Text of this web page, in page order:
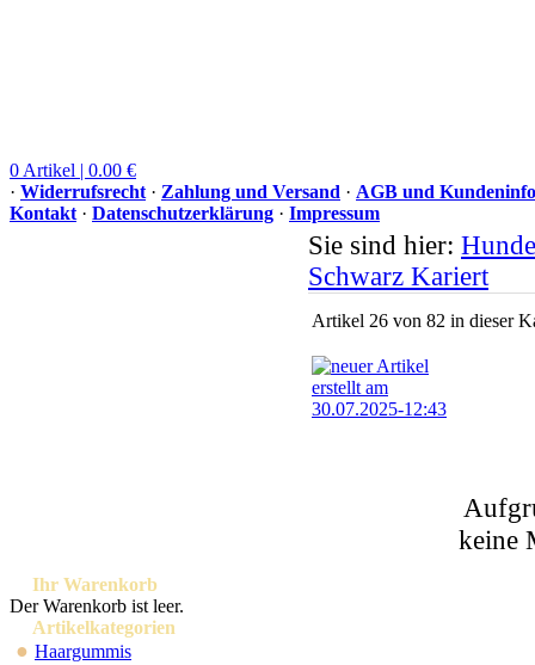
0 Artikel | 0.00 €
· Widerrufsrecht · Zahlung und Versand · AGB und
Kontakt · Datenschutzerklärung · Impressum
Ihr Warenkorb
Der Warenkorb ist leer.
Artikelkategorien
● Haargummis
Sie sind hier:
Schwarz Kariert
Artikel 26 von 82 in dieser
keine